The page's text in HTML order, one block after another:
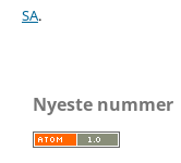
SA.
Nyeste nummer